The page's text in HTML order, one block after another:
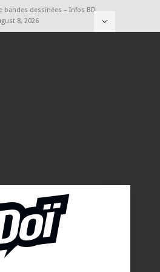
bandes dessinées – Infos BD,
8, 2026